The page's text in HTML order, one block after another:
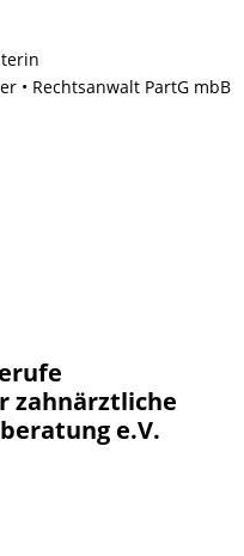
• Rechtsanwalt PartG mbB
zahnärztliche
e.V.